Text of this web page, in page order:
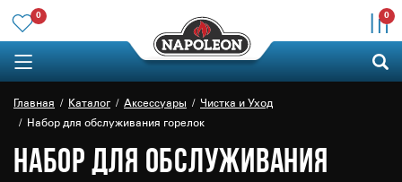
0 0
Главная Каталог Аксессуары
Чистка и Уход
Набор для обслуживания горелок
НАБОР ДЛЯ ОБСЛУЖИВАНИЯ